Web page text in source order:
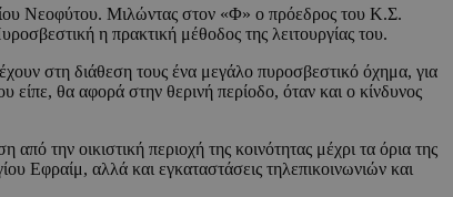
Νεοφύτου. Μιλώντας στον «Φ» ο πρόεδρος του Κ.Σ.
η πρακτική μέθοδος της λειτουργίας του.
στη διάθεση τους ένα μεγάλο πυροσβεστικό όχημα, για
θα αφορά στην θερινή περίοδο, όταν και ο κίνδυνος
την οικιστική περιοχή της κοινότητας μέχρι τα όρια της
Εφραίμ, αλλά και εγκαταστάσεις τηλεπικοινωνιών και